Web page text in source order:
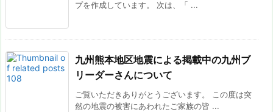
プを作成しています。 次は、「 ...
九州熊本地区地震による掲載中の九州ブ
リーダーさんについて
ご覧いただきありがとうございます。 この度は突
然の地震の被害にあわれたご家族の皆 ...